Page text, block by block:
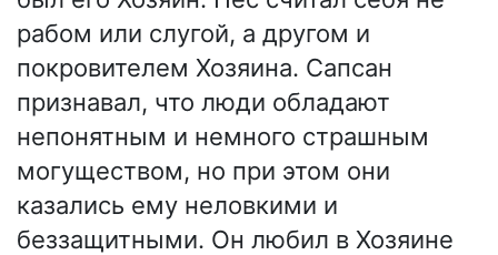
рабом или слугой, а другом и
покровителем Хозяина. Сапсан
признавал, что люди обладают
непонятным и немного страшным
могуществом, но при этом они
казались ему неловкими и
беззащитными. Он любил в Хозяине